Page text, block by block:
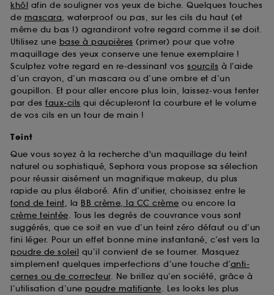
khôl afin de souligner vos yeux de biche. Quelques touches
de mascara, waterproof ou pas, sur les cils du haut (et
même du bas !) agrandiront votre regard comme il se doit.
Utilisez une base à paupières (primer) pour que votre
maquillage des yeux conserve une tenue exemplaire !
Sculptez votre regard en re-dessinant vos sourcils à l’aide
d’un crayon, d’un mascara ou d’une ombre et d’un
goupillon. Et pour aller encore plus loin, laissez-vous tenter
par des faux-cils qui décupleront la courbure et le volume
de vos cils en un tour de main !
Teint
Que vous soyez à la recherche d'un maquillage du teint
naturel ou sophistiqué, Sephora vous propose sa sélection
pour réussir aisément un magnifique makeup, du plus
rapide au plus élaboré. Afin d’unifier, choisissez entre le
fond de teint, la BB crème, la CC crème ou encore la
crème teintée. Tous les degrés de couvrance vous sont
suggérés, que ce soit en vue d’un teint zéro défaut ou d’un
fini léger. Pour un effet bonne mine instantané, c’est vers la
poudre de soleil qu’il convient de se tourner. Masquez
simplement quelques imperfections d’une touche d’anti-
cernes ou de correcteur. Ne brillez qu’en société, grâce à
l’utilisation d’une poudre matifiante. Les looks les plus